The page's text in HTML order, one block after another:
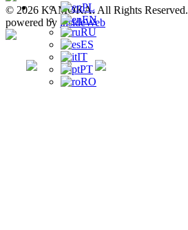
PL
EN
RU
ES
IT
PT
RO
© 2026 KAMOKA. All Rights Reserved.
powered by insideWeb